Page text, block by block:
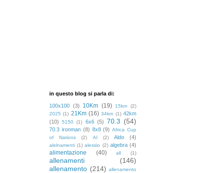
in questo blog si parla di:
100x100 (3) 10Km (19) 15km
(2)
2025 (1) 21Km (16) 34km (1) 42km
(10)
5150 (1) 6x6 (5) 70.3 (54)
70.3 ironman (8) 8x8 (9) Africa Cup
of Nations
(2) AI (2) Aldo (4)
alelnamenti (1) alessio (2) algebra (4)
alimentazione (40) all (1)
allenamenti
(146)
allenamento (214) allenamento